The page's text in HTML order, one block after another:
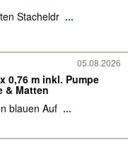
Stacheldr ...
05.08.2026
0,76 m inkl. Pumpe
& Matten
blauen Auf ...